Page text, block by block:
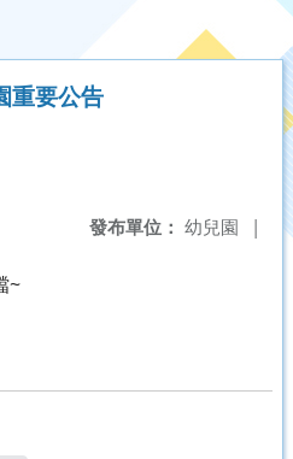
重要公告
發布單位： 幼兒園 |
~